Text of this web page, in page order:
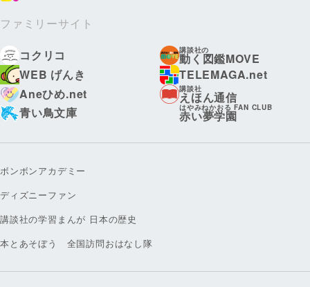
ファミリーサイト
コクリコ
講談社の
動く図鑑MOVE
WEB げんき
TELEMAGA.net
Aneひめ.net
講談社
えほん通信
青い鳥文庫
はやみねかおる FAN CLUB
赤い夢学園
ボンボンアカデミー
ディズニーファン
講談社の学習まんが 日本の歴史
本とあそぼう 全国訪問おはなし隊